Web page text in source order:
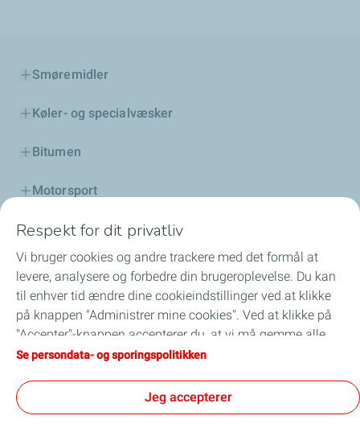
Smøremidler
Køler- og specialvæsker
Bitumen
Motorsport
Distributør
Services
Bestil her
Respekt for dit privatliv
Vi bruger cookies og andre trackere med det formål at
levere, analysere og forbedre din brugeroplevelse. Du kan
til enhver tid ændre dine cookieindstillinger ved at klikke
på knappen "Administrer mine cookies". Ved at klikke på
"Accepter"-knappen accepterer du, at vi må gemme alle
cookies på din enhed. Hvis du klikker på "Afvis", vil kun de
korrekt, blive brugt. For yderligere oplysninger henvises til
siden "Persondata og sporingspolitik".
Se persondata- og sporingspolitikken
Jeg accepterer